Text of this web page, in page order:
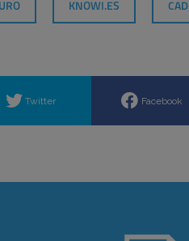
KNOWI.ES
Twitter Facebook